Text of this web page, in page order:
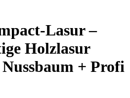
Lasur –
Holzlasur
+ Profi